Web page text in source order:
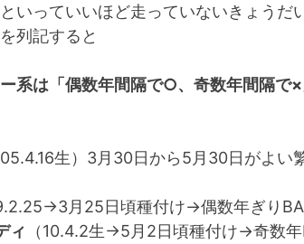
いっていいほど走っていないきょうだ
列記すると
系は「偶数年間隔で○、奇数年間隔で
05.4.16生）3月30日から5月30日がよい
月25日頃種付け→偶数年ぎり
ィ （10.4.2生→5月2日頃種付け→奇数年